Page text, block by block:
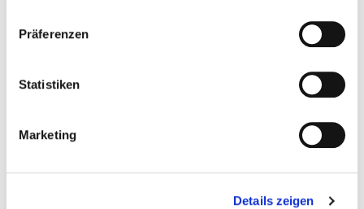
Präferenzen
Statistiken
Marketing
Details zeigen
Wunschliste